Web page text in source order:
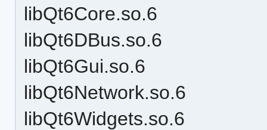
libQt6Core.so.6
libQt6DBus.so.6
libQt6Gui.so.6
libQt6Network.so.6
libQt6Widgets.so.6